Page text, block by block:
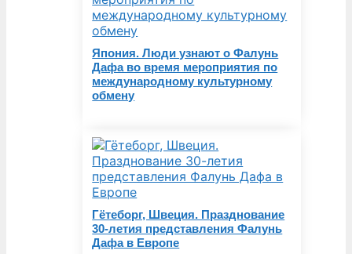
Япония. Люди узнают о Фалунь
Дафа во время мероприятия по
международному культурному
обмену
Гётеборг, Швеция. Празднование
30-летия представления Фалунь
Дафа в Европе